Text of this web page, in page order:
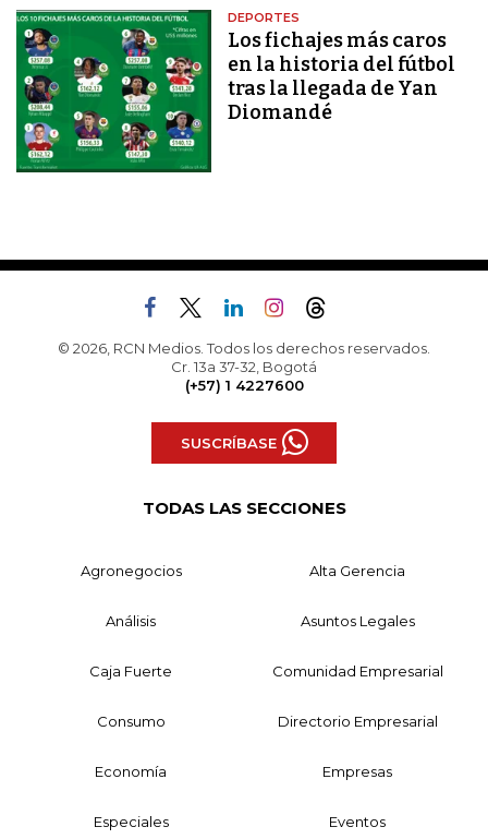
DEPORTES
Los fichajes más caros
en la historia del fútbol
tras la llegada de Yan
Diomandé
© 2026, RCN Medios. Todos los derechos reservados.
Cr. 13a 37-32, Bogotá
(+57) 1 4227600
SUSCRÍBASE
TODAS LAS SECCIONES
Agronegocios Alta Gerencia
Análisis Asuntos Legales
Caja Fuerte Comunidad Empresarial
Consumo Directorio Empresarial
Economía Empresas
Especiales Eventos